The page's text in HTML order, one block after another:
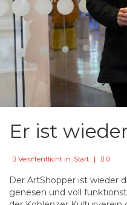
Er ist
Veröffentlicht in: Start | 0
Der ArtShopper ist wieder
genesen und voll